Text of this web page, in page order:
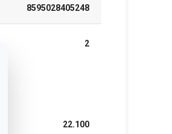
8595028405248
2
22.100